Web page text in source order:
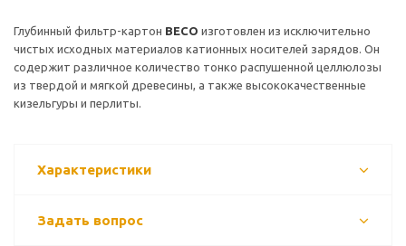
Глубинный фильтр-картон BECO изготовлен из исключительно
чистых исходных материалов катионных носителей зарядов. Он
содержит различное количество тонко распушенной целлюлозы
из твердой и мягкой древесины, а также высококачественные
кизельгуры и перлиты.
Характеристики
Задать вопрос